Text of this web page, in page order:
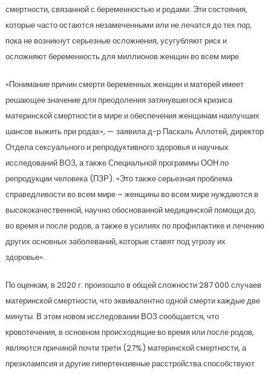
смертности, связанной с беременностью и родами. Эти состояния,
которые часто остаются незамеченными или не лечатся до тех пор,
пока не возникнут серьезные осложнения, усугубляют риск и
осложняют беременность для миллионов женщин во всем мире.
«Понимание причин смерти беременных женщин и матерей имеет
решающее значение для преодоления затянувшегося кризиса
материнской смертности в мире и обеспечения женщинам наилучших
шансов выжить при родах», — заявила д-р Паскаль Аллотей, директор
Отдела сексуального и репродуктивного здоровья и научных
исследований ВОЗ, а также Специальной программы ООН по
репродукции человека (ПЗР). «Это также серьезная проблема
справедливости во всем мире – женщины во всем мире нуждаются в
высококачественной, научно обоснованной медицинской помощи до,
во время и после родов, а также в усилиях по профилактике и лечению
других основных заболеваний, которые ставят под угрозу их
здоровье».
По оценкам, в 2020 г. произошло в общей сложности 287 000 случаев
материнской смертности, что эквивалентно одной смерти каждые две
минуты. В этом новом исследовании ВОЗ сообщается, что
кровотечения, в основном происходящие во время или после родов,
являются причиной почти трети (27%) материнской смертности, а
преэклампсия и другие гипертензивные расстройства способствуют